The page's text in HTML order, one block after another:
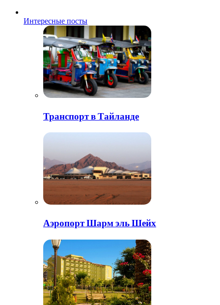
Интересные посты
Транспорт в Тайланде
Аэропорт Шарм эль Шейх